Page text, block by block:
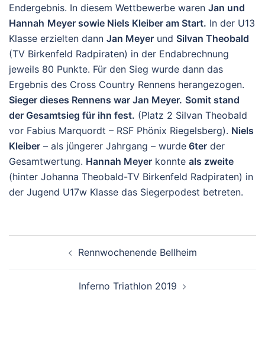
Endergebnis. In diesem Wettbewerbe waren Jan und
Hannah Meyer sowie Niels Kleiber am Start. In der U13
Klasse erzielten dann Jan Meyer und Silvan Theobald
(TV Birkenfeld Radpiraten) in der Endabrechnung
jeweils 80 Punkte. Für den Sieg wurde dann das
Ergebnis des Cross Country Rennens herangezogen.
Sieger dieses Rennens war Jan Meyer. Somit stand
der Gesamtsieg für ihn fest. (Platz 2 Silvan Theobald
vor Fabius Marquordt – RSF Phönix Riegelsberg). Niels
Kleiber – als jüngerer Jahrgang – wurde 6ter der
Gesamtwertung. Hannah Meyer konnte als zweite
(hinter Johanna Theobald-TV Birkenfeld Radpiraten) in
der Jugend U17w Klasse das Siegerpodest betreten.
Rennwochenende Bellheim
Inferno Triathlon 2019